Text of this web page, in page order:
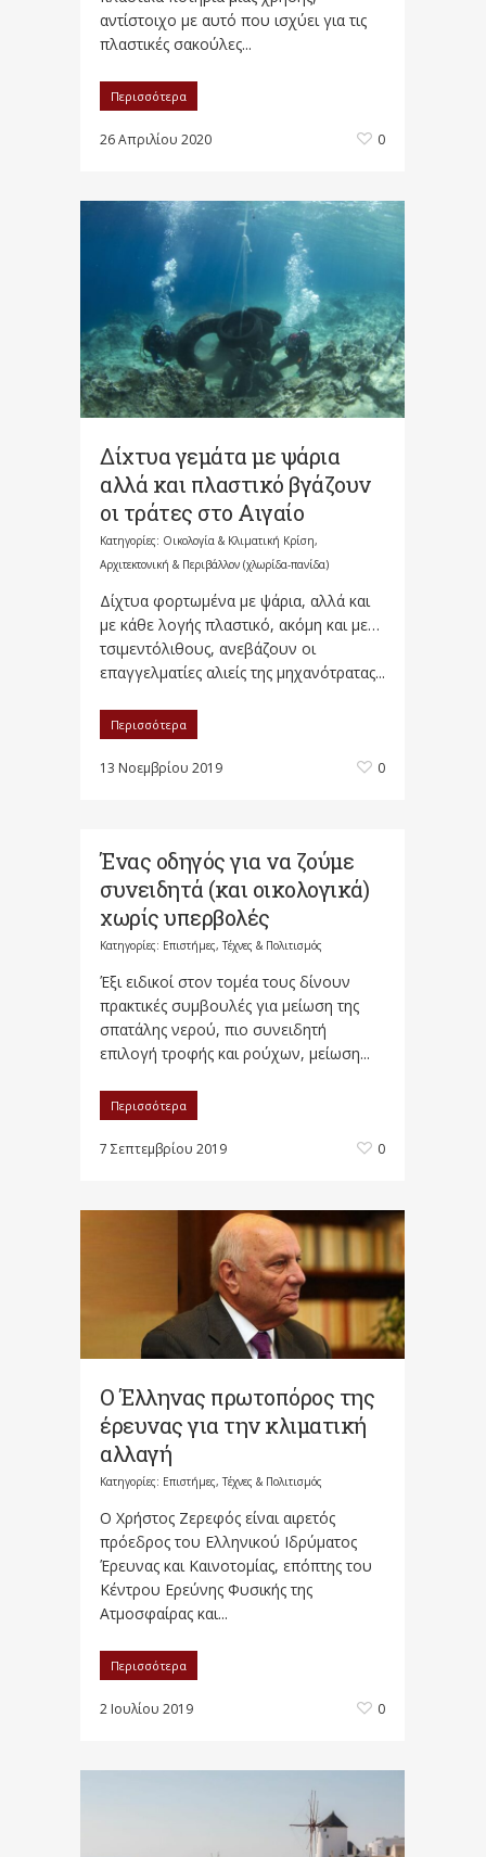
αντίστοιχο με αυτό που ισχύει για τις
πλαστικές σακούλες...
Περισσότερα
26 Απριλίου 2020 0
Δίχτυα γεμάτα με ψάρια
αλλά και πλαστικό βγάζουν
οι τράτες στο Αιγαίο
Κατηγορίες: Οικολογία & Κλιματική Κρίση,
Αρχιτεκτονική & Περιβάλλον (χλωρίδα-πανίδα)
Δίχτυα φορτωμένα με ψάρια, αλλά και
με κάθε λογής πλαστικό, ακόμη και με…
τσιμεντόλιθους, ανεβάζουν οι
επαγγελματίες αλιείς της μηχανότρατας...
Περισσότερα
13 Νοεμβρίου 2019 0
Ένας οδηγός για να ζούμε
συνειδητά (και οικολογικά)
χωρίς υπερβολές
Κατηγορίες: Επιστήμες, Τέχνες & Πολιτισμός
Έξι ειδικοί στον τομέα τους δίνουν
πρακτικές συμβουλές για μείωση της
σπατάλης νερού, πιο συνειδητή
επιλογή τροφής και ρούχων, μείωση...
Περισσότερα
7 Σεπτεμβρίου 2019 0
Ο Έλληνας πρωτοπόρος της
έρευνας για την κλιματική
αλλαγή
Κατηγορίες: Επιστήμες, Τέχνες & Πολιτισμός
Ο Χρήστος Ζερεφός είναι αιρετός
πρόεδρος του Ελληνικού Ιδρύματος
Έρευνας και Καινοτομίας, επόπτης του
Κέντρου Ερεύνης Φυσικής της
Ατμοσφαίρας και...
Περισσότερα
2 Ιουλίου 2019 0